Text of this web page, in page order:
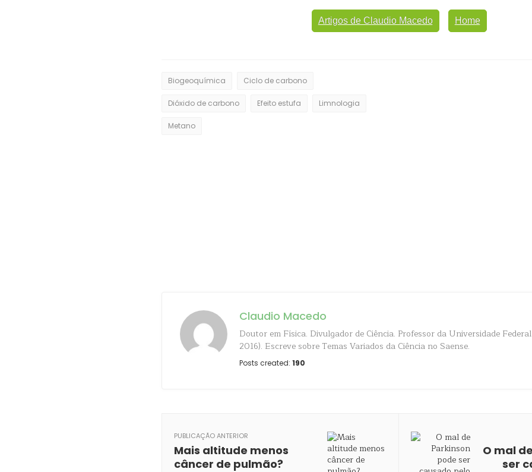
Artigos de Claudio Macedo Home
Biogeoquímica Ciclo de carbono
Dióxido de carbono Efeito estufa Limnologia
Metano
Claudio Macedo
Doutor em Física. Divulgador de Ciência. Professor da Universidade
2016). Escreve sobre Temas Variados da Ciência no Saense.
Posts created: 190
PUBLICAÇÃO ANTERIOR
Mais altitude menos
câncer de pulmão?
O mal
ser